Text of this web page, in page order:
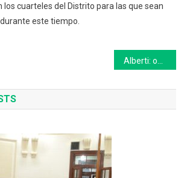
cuarteles del Distrito para las que sean
este tiempo.